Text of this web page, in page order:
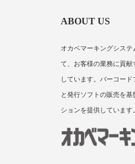
ABOUT US
オカベマーキングシス
て、お客様の業務に貢
しています。バーコー
と発行ソフトの販売を
ションを提供しています。